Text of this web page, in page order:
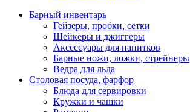
Барный инвентарь
Гейзеры, пробки, сетки
Шейкеры и джиггеры
Аксессуары для напитков
Барные ножи, ложки, стрейнеры
Ведра для льда
Столовая посуда, фарфор
Блюда для сервировки
Кружки и чашки